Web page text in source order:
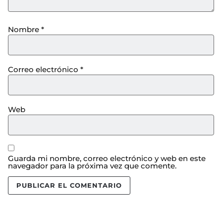
Nombre *
Correo electrónico *
Web
Guarda mi nombre, correo electrónico y web en este
navegador para la próxima vez que comente.